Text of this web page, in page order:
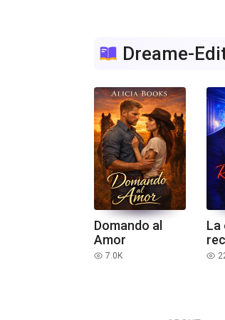
Dreame-
Domando al
Amor
read 7.0K
La
read